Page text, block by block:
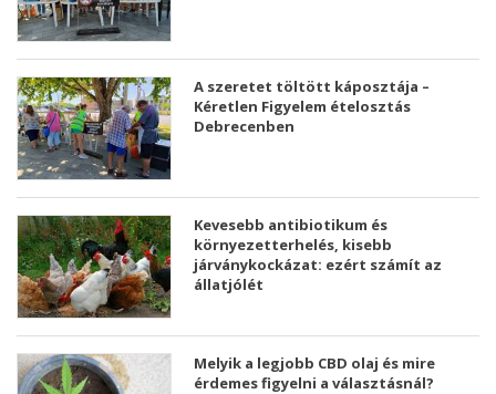
A szeretet töltött káposztája –
Kéretlen Figyelem ételosztás
Debrecenben
Kevesebb antibiotikum és
környezetterhelés, kisebb
járványkockázat: ezért számít az
állatjólét
Melyik a legjobb CBD olaj és mire
érdemes figyelni a választásnál?